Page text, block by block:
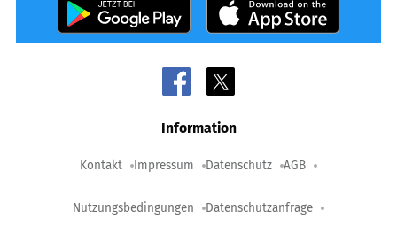
Information
Kontakt Impressum Datenschutz AGB
Nutzungsbedingungen Datenschutzanfrage